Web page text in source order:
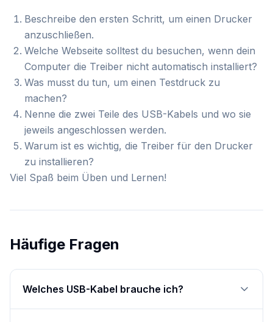
Beschreibe den ersten Schritt, um einen Drucker
anzuschließen.
Welche Webseite solltest du besuchen, wenn dein
Computer die Treiber nicht automatisch installiert?
Was musst du tun, um einen Testdruck zu
machen?
Nenne die zwei Teile des USB-Kabels und wo sie
jeweils angeschlossen werden.
Warum ist es wichtig, die Treiber für den Drucker
zu installieren?
Viel Spaß beim Üben und Lernen!
Häufige Fragen
Welches USB-Kabel brauche ich?